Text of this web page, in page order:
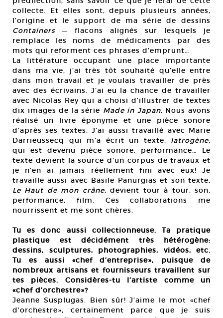
collecte. Et elles sont, depuis plusieurs années,
l’origine et le support de ma série de dessins
Containers — flacons alignés sur lesquels je
remplace les noms de médicaments par des
mots qui reforment ces phrases d’emprunt…
La littérature occupant une place importante
dans ma vie, j’ai très tôt souhaité qu’elle entre
dans mon travail et je voulais travailler de près
avec des écrivains. J’ai eu la chance de travailler
avec Nicolas Rey qui a choisi d’illustrer de textes
dix images de la série Made in Japan. Nous avons
réalisé un livre éponyme et une pièce sonore
d’après ses textes. J’ai aussi travaillé avec Marie
Darrieussecq qui m’a écrit un texte, Iatrogène,
qui est devenu pièce sonore, performance… Le
texte devient la source d’un corpus de travaux et
je n’en ai jamais réellement fini avec eux! Je
travaille aussi avec Basile Panurgias et son texte,
Le Haut de mon crâne, devient tour à tour, son,
performance, film. Ces collaborations me
nourrissent et me sont chères.
Tu es donc aussi collectionneuse. Ta pratique
plastique est décidément très hétérogène:
dessins, sculptures, photographies, vidéos, etc.
Tu es aussi «chef d’entreprise», puisque de
nombreux artisans et fournisseurs travaillent sur
tes pièces. Considères-tu l’artiste comme un
«chef d’orchestre»?
Jeanne Susplugas. Bien sûr! J’aime le mot «chef
d’orchestre», certainement parce que je suis